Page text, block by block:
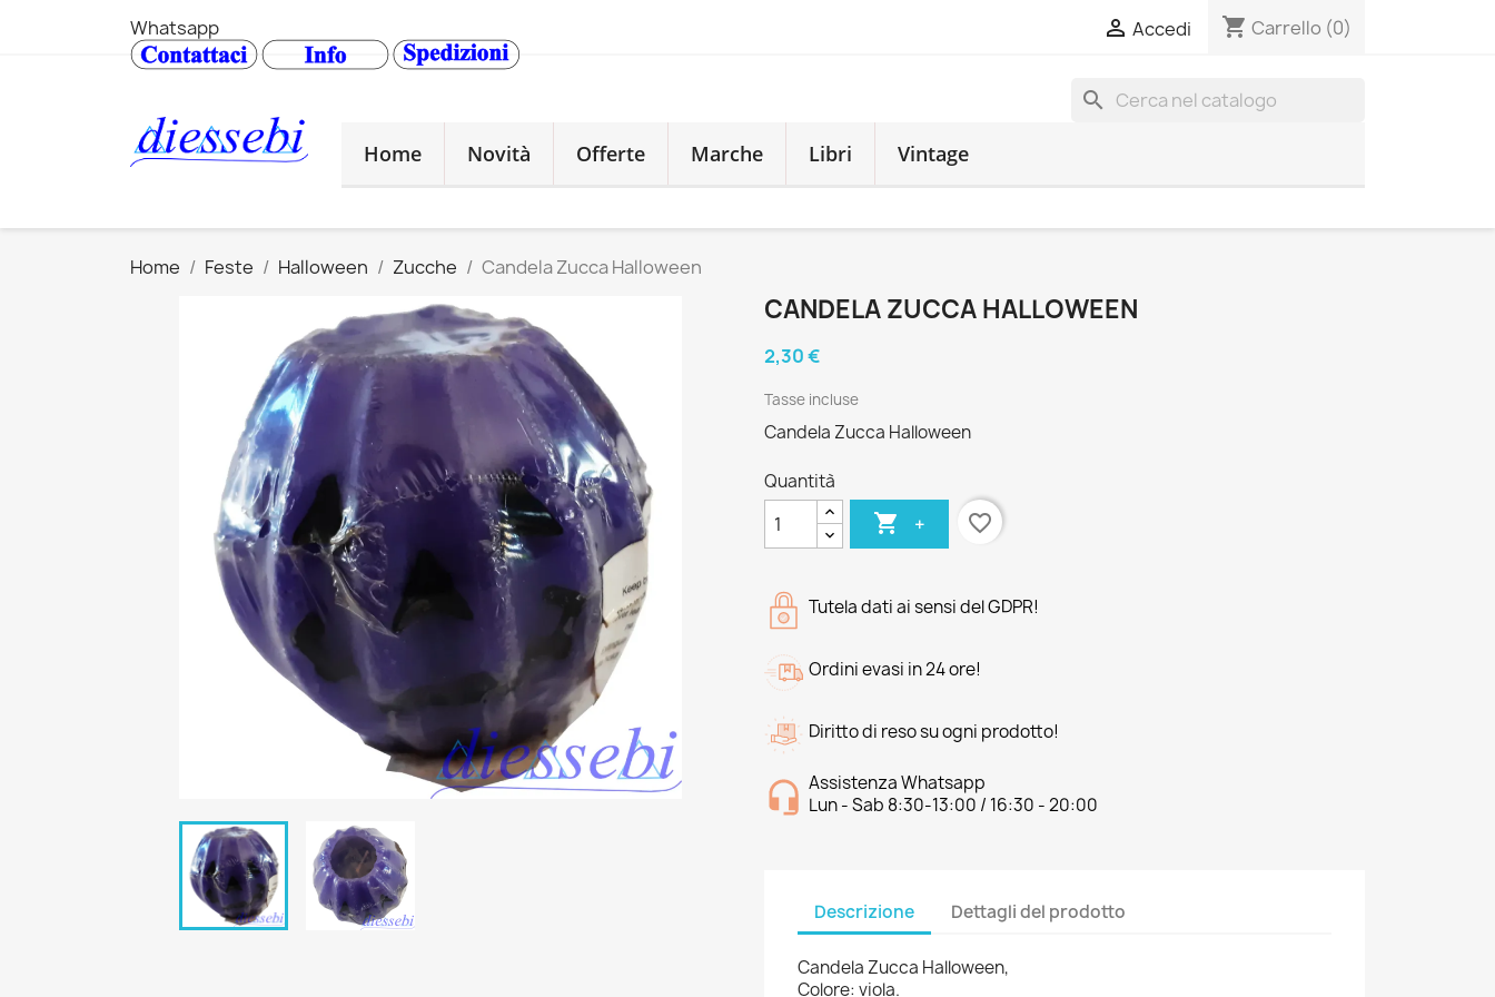
Whatsapp  Accedi shopping_cart Carrello (0)
search
Home
Novità Offerte Marche Libri Vintage
Home Feste Halloween Zucche Candela Zucca Halloween
CANDELA ZUCCA HALLOWEEN
2,30 €
Tasse incluse
Candela Zucca Halloween
Quantità
 + favorite_border
Tutela dati ai sensi del GDPR!
Ordini evasi in 24 ore!
Diritto di reso su ogni prodotto!
Assistenza Whatsapp
Lun - Sab 8:30-13:00 / 16:30 - 20:00
Descrizione Dettagli del prodotto
Candela Zucca Halloween,
Colore: viola.